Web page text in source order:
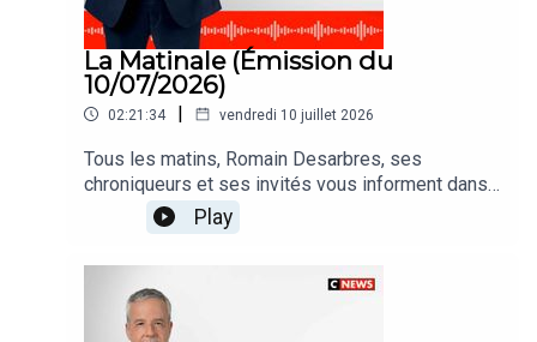
La Matinale (Émission du
10/07/2026)
02:21:34 | vendredi 10 juillet 2026
Tous les matins, Romain Desarbres, ses
chroniqueurs et ses invités vous informent dans
#LaMatinale
Play